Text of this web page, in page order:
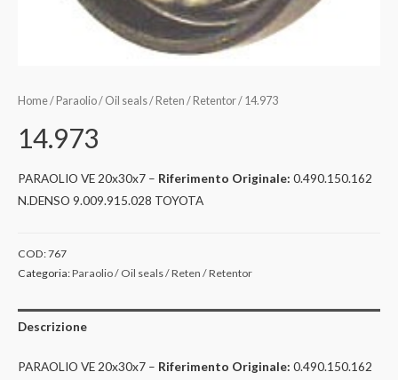
Home/ Paraolio / Oil seals / Reten / Retentor/ 14.973
14.973
PARAOLIO VE 20x30x7 – Riferimento Originale: 0.490.150.162
N.DENSO 9.009.915.028 TOYOTA
COD:767
Categoria:Paraolio / Oil seals / Reten / Retentor
Descrizione
PARAOLIO VE 20x30x7 – Riferimento Originale: 0.490.150.162